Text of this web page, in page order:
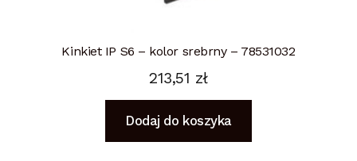
Kinkiet IP S6 – kolor srebrny – 78531032
213,51 zł
Dodaj do koszyka